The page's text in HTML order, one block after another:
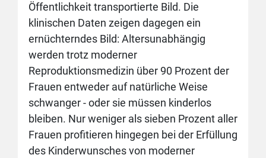
Öffentlichkeit transportierte Bild. Die
klinischen Daten zeigen dagegen ein
ernüchterndes Bild: Altersunabhängig
werden trotz moderner
Reproduktionsmedizin über 90 Prozent der
Frauen entweder auf natürliche Weise
schwanger - oder sie müssen kinderlos
bleiben. Nur weniger als sieben Prozent aller
Frauen profitieren hingegen bei der Erfüllung
des Kinderwunsches von moderner